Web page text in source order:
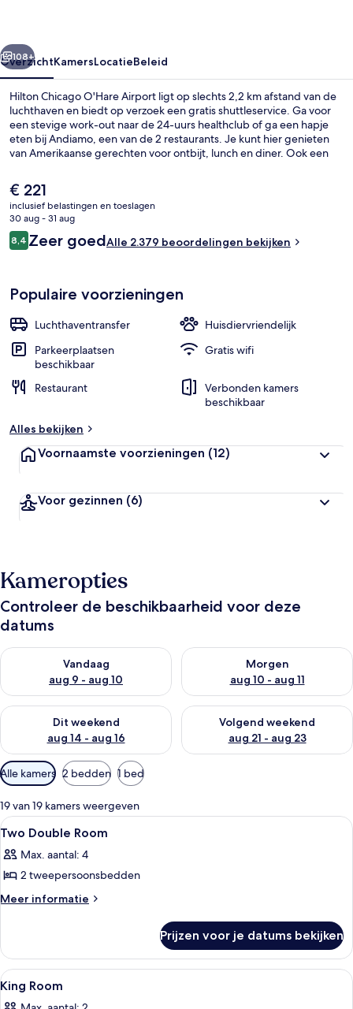
Volgende
108+
OverzichtKamersLocatieBeleid
Hilton Chicago O'Hare Airport ligt op slechts 2,2 km afstand van de
luchthaven en biedt op verzoek een gratis shuttleservice. Ga voor
een stevige work-out naar de 24-uurs healthclub of ga een hapje
eten bij Andiamo, een van de 2 restaurants. Je kunt hier genieten
van Amerikaanse gerechten voor ontbijt, lunch en diner. Ook een
hoogtepunten. Andere reizigers raden de accommodatie aan
vanwege het behulpzame personeel en de locatie. De
accommodatie ligt op korte loopafstand van het openbaar vervoer:
Metrostation O'Hare ligt vlakbij.
De
huidige
prijs
is
€ 221
€ 221
inclusief belastingen en toeslagen
30 aug - 31 aug
Beoordelingen
8,48,4 op 10 –
Zeer goedAlle 2.379 beoordelingen bekijken
Populaire voorzieningen
Luchthaventransfer
Huisdiervriendelijk
Parkeerplaatsen
beschikbaar
Gratis wifi
Restaurant
Verbonden kamers
beschikbaar
Alles bekijken
Voornaamste voorzieningen (12)
Voor gezinnen (6)
Kameropties
Controleer de beschikbaarheid voor deze
datums
Vandaag
aug 9 - aug 10
De beschikbaarheid controleren voor vanavond aug 9 - aug
Morgen
aug 10 - aug 11
De beschikbaarheid
Dit weekend
aug 14 - aug 16
De beschikbaarheid controleren voor dit weekend aug 14 -
Volgend weekend
aug 21 - aug 23
De beschikbaarheid
Beschikbare
filters
voor
kamers
Alle kamers 2 bedden 1 bed
19 van 19 kamers weergeven
Alle
foto's
voor
Two
Double
Luxe beddengoed, donzen
2
Two Double Room
Max. aantal: 4
2 tweepersoonsbedden
Meer informatie
Meer
Double
Room
Prijzen voor je datums bekijken
Alle
foto's
Luxe beddengoed, donzen
2
King Room